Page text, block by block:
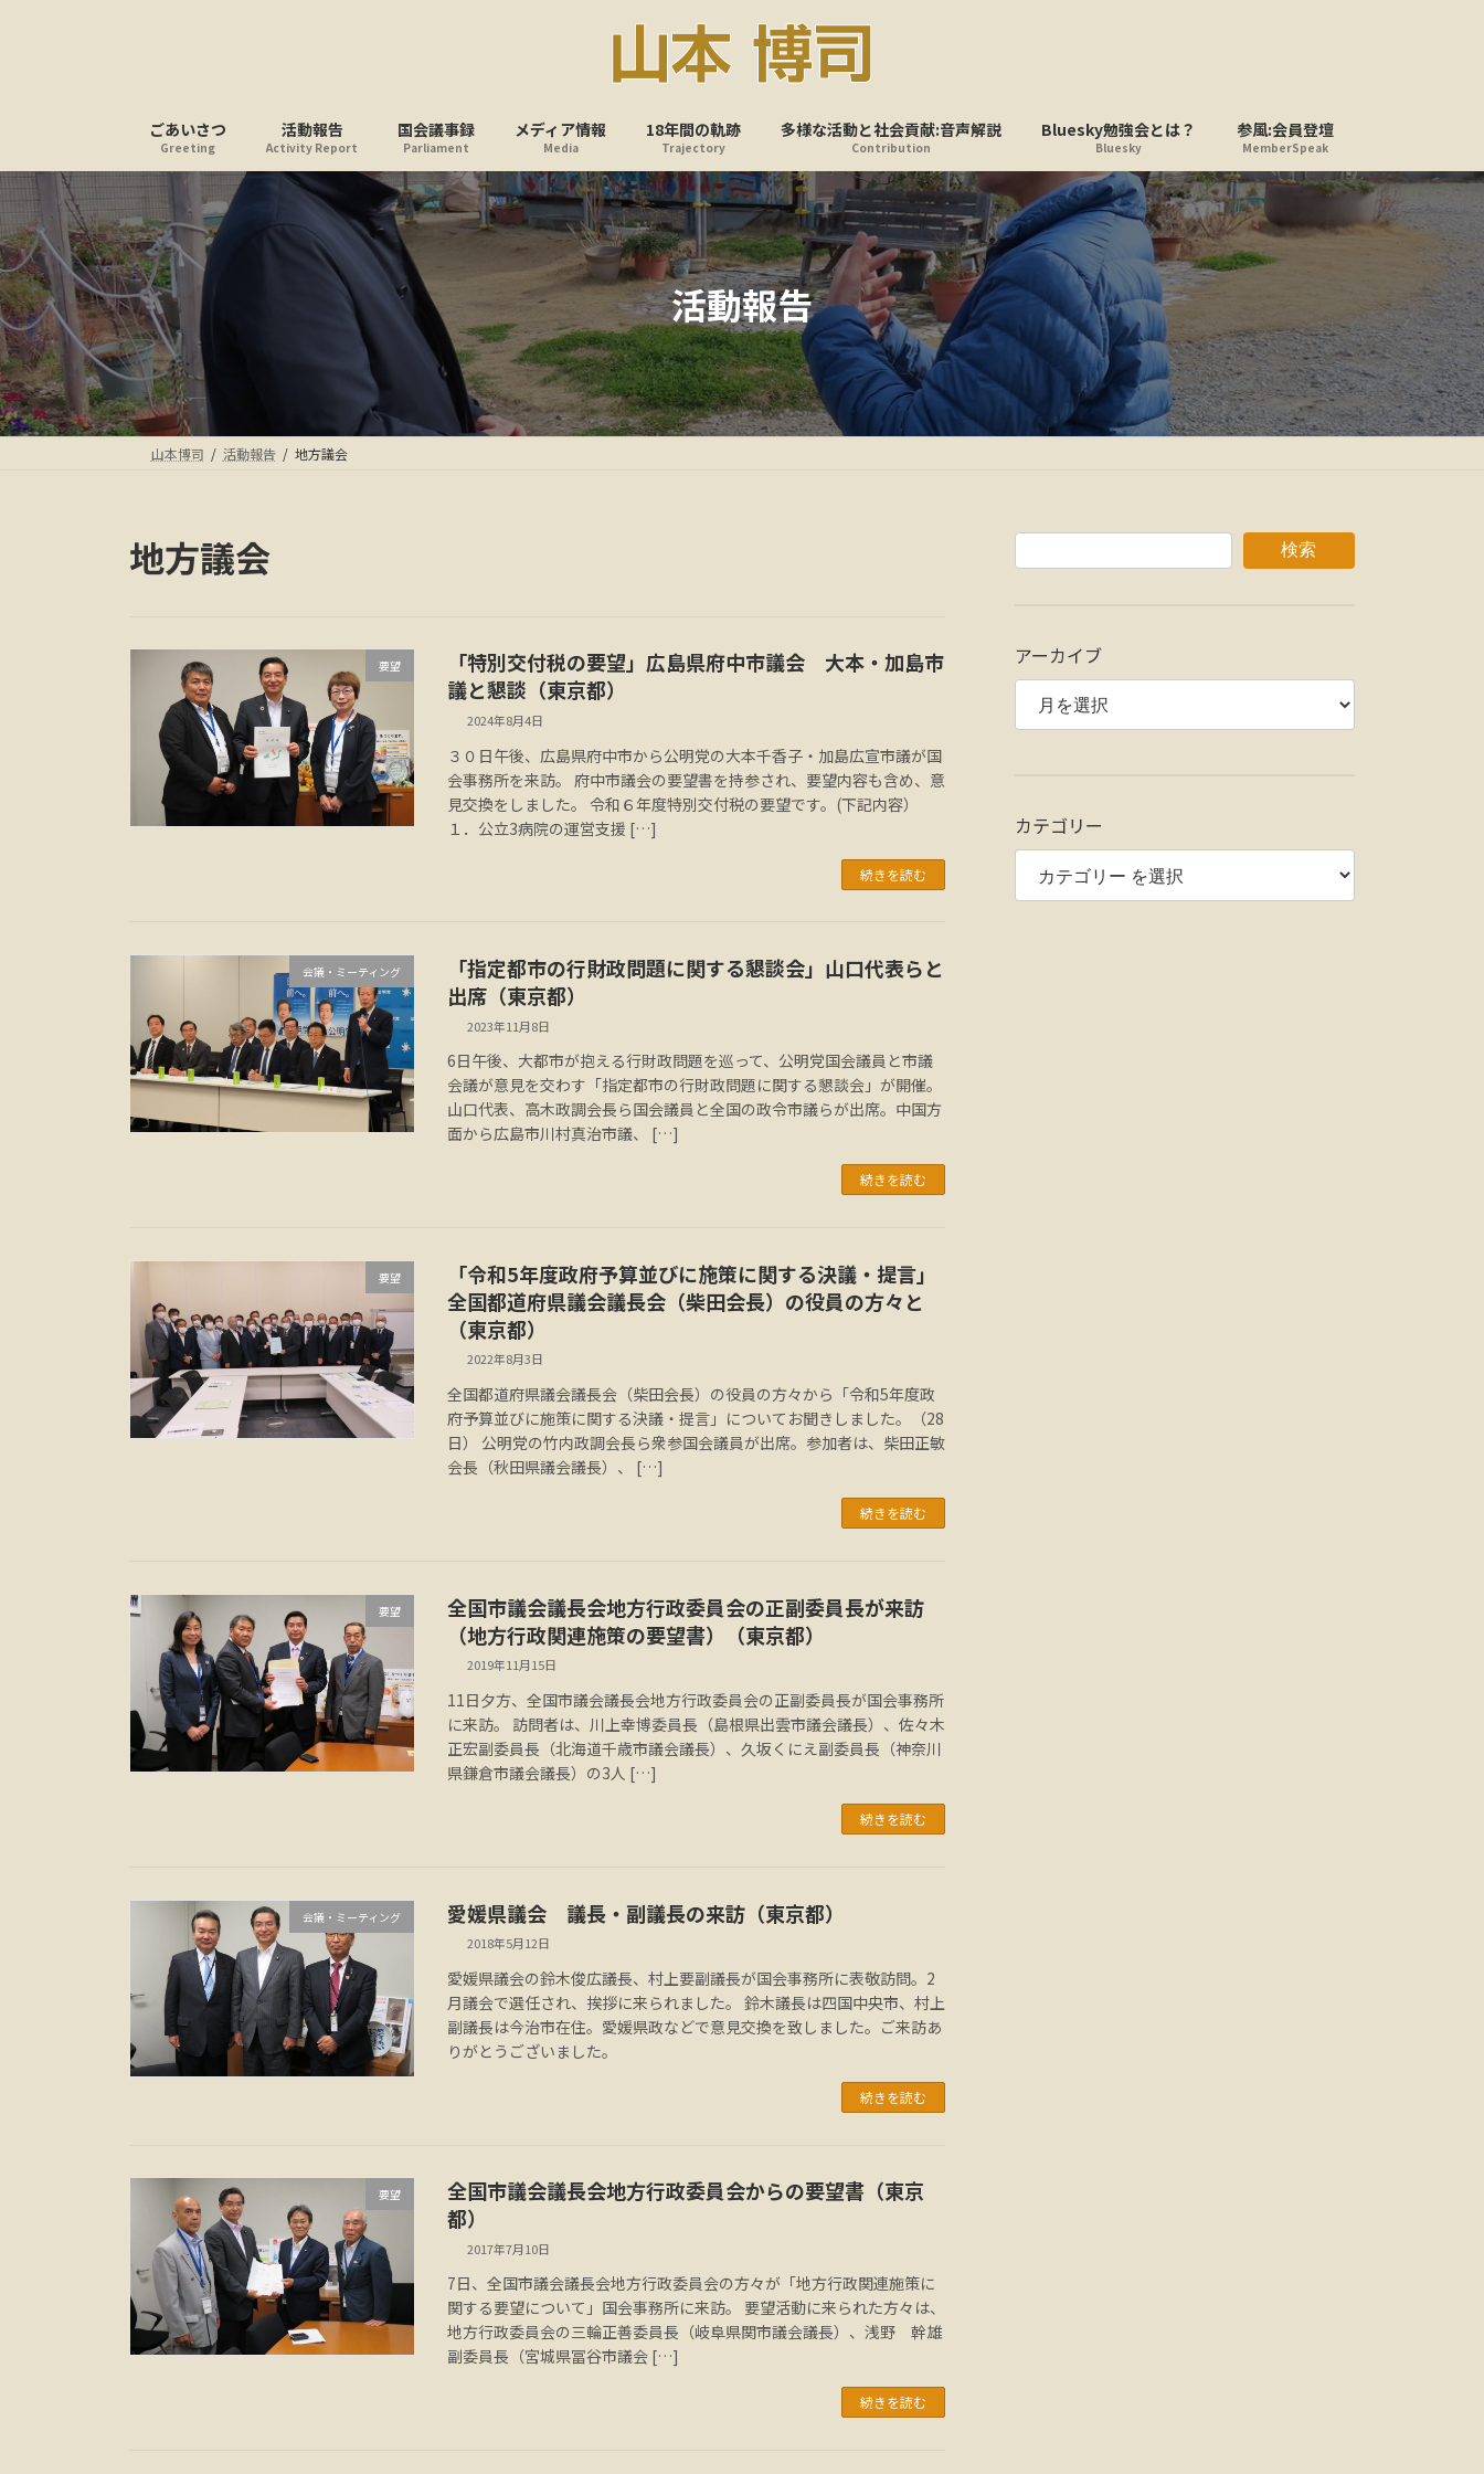
ス
キ
ッ
プ
ン
に
移
動
ごあいさつ
Greeting
活動報告
Activity Report
国会議事録
Parliament
メディア情報
Media
18年間の軌跡
Trajectory
多様な活動と社会貢献:音声解説
Contribution
Bluesky勉強会とは？
Bluesky
参風:会員登壇
MemberSpeak
活動報告
山本博司 活動報告 地方議会
地方議会
要望
「特別交付税の要望」広島県府中市議会 大本・加島市
議と懇談（東京都）
2024年8月4日
３０日午後、広島県府中市から公明党の大本千香子・加島広宣市議が国
会事務所を来訪。 府中市議会の要望書を持参され、要望内容も含め、意
見交換をしました。 令和６年度特別交付税の要望です。(下記内容）
１．公立3病院の運営支援 […]
続きを読む
会議・ミーティング
「指定都市の行財政問題に関する懇談会」山口代表らと
出席（東京都）
2023年11月8日
6日午後、大都市が抱える行財政問題を巡って、公明党国会議員と市議
会議が意見を交わす「指定都市の行財政問題に関する懇談会」が開催。
山口代表、高木政調会長ら国会議員と全国の政令市議らが出席。中国方
面から広島市川村真治市議、 […]
続きを読む
要望
「令和5年度政府予算並びに施策に関する決議・提言」
全国都道府県議会議長会（柴田会長）の役員の方々と
（東京都）
2022年8月3日
全国都道府県議会議長会（柴田会長）の役員の方々から「令和5年度政
府予算並びに施策に関する決議・提言」についてお聞きしました。（28
日） 公明党の竹内政調会長ら衆参国会議員が出席。参加者は、柴田正敏
会長（秋田県議会議長）、 […]
続きを読む
要望
全国市議会議長会地方行政委員会の正副委員長が来訪
（地方行政関連施策の要望書）（東京都）
2019年11月15日
11日夕方、全国市議会議長会地方行政委員会の正副委員長が国会事務所
に来訪。 訪問者は、川上幸博委員長（島根県出雲市議会議長）、佐々木
正宏副委員長（北海道千歳市議会議長）、久坂くにえ副委員長（神奈川
県鎌倉市議会議長）の3人 […]
続きを読む
会議・ミーティング 愛媛県議会 議長・副議長の来訪（東京都）
2018年5月12日
愛媛県議会の鈴木俊広議長、村上要副議長が国会事務所に表敬訪問。2
月議会で選任され、挨拶に来られました。 鈴木議長は四国中央市、村上
副議長は今治市在住。愛媛県政などで意見交換を致しました。ご来訪あ
りがとうございました。
続きを読む
要望
全国市議会議長会地方行政委員会からの要望書（東京
都）
2017年7月10日
7日、全国市議会議長会地方行政委員会の方々が「地方行政関連施策に
関する要望について」国会事務所に来訪。 要望活動に来られた方々は、
地方行政委員会の三輪正善委員長（岐阜県関市議会議長）、浅野 幹雄
副委員長（宮城県冨谷市議会 […]
続きを読む
検索
アーカイブ
カテゴリー